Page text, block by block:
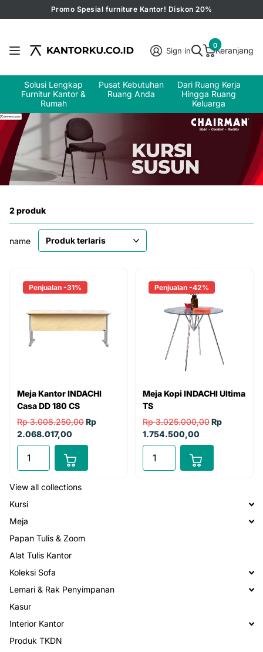
Promo Spesial furniture Kantor! Diskon 20%
Sign in Keranjang
0
Solusi Lengkap
Furnitur Kantor &
Rumah
Pusat Kebutuhan
Ruang Anda
Dari Ruang Kerja
Hingga Ruang
Keluarga
2 produk
name
Penjualan -31%
Meja Kantor INDACHI
Casa DD 180 CS
Rp 3.008.250,00Rp
2.068.017,00
Penjualan -42%
Meja Kopi INDACHI Ultima
TS
Rp 3.025.000,00Rp
1.754.500,00
View all collections
Kursi
Meja
Papan Tulis & Zoom
Alat Tulis Kantor
Koleksi Sofa
Lemari & Rak Penyimpanan
Kasur
Interior Kantor
Produk TKDN